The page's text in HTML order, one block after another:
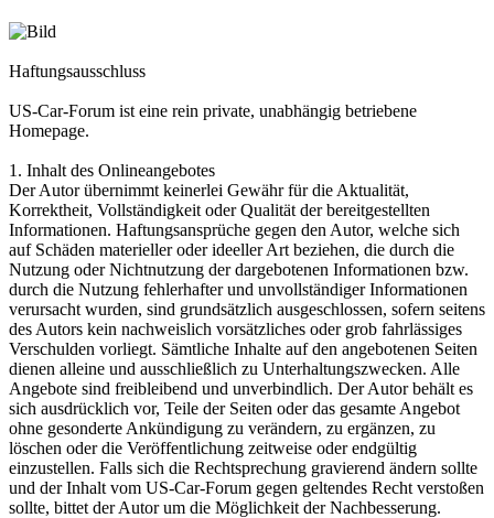
Haftungsausschluss
US-Car-Forum ist eine rein private, unabhängig betriebene
Homepage.
1. Inhalt des Onlineangebotes
Der Autor übernimmt keinerlei Gewähr für die Aktualität,
Korrektheit, Vollständigkeit oder Qualität der bereitgestellten
Informationen. Haftungsansprüche gegen den Autor, welche sich
auf Schäden materieller oder ideeller Art beziehen, die durch die
Nutzung oder Nichtnutzung der dargebotenen Informationen bzw.
durch die Nutzung fehlerhafter und unvollständiger Informationen
verursacht wurden, sind grundsätzlich ausgeschlossen, sofern seitens
des Autors kein nachweislich vorsätzliches oder grob fahrlässiges
Verschulden vorliegt. Sämtliche Inhalte auf den angebotenen Seiten
dienen alleine und ausschließlich zu Unterhaltungszwecken. Alle
Angebote sind freibleibend und unverbindlich. Der Autor behält es
sich ausdrücklich vor, Teile der Seiten oder das gesamte Angebot
ohne gesonderte Ankündigung zu verändern, zu ergänzen, zu
löschen oder die Veröffentlichung zeitweise oder endgültig
einzustellen. Falls sich die Rechtsprechung gravierend ändern sollte
und der Inhalt vom US-Car-Forum gegen geltendes Recht verstoßen
sollte, bittet der Autor um die Möglichkeit der Nachbesserung.